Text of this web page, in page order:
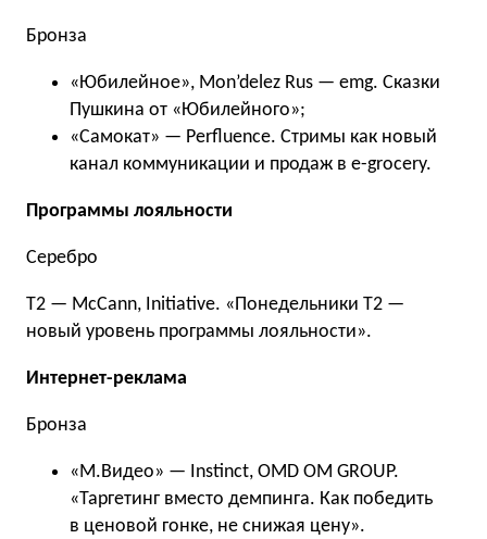
Бронза
«Юбилейное», Mon’delez Rus — emg. Сказки
Пушкина от «Юбилейного»;
«Самокат» — Perfluence. Стримы как новый
канал коммуникации и продаж в e-grocery.
Программы лояльности
Серебро
Т2 — McCann, Initiative. «Понедельники Т2 —
новый уровень программы лояльности».
Интернет-реклама
Бронза
«М.Видео» — Instinct, OMD OM GROUP.
«Таргетинг вместо демпинга. Как победить
в ценовой гонке, не снижая цену».